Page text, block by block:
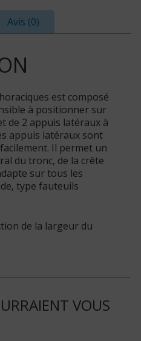
Avis (0)
est composé
à positionner sur
de 2 appuis latéraux à
appuis latéraux sont
Il permet un
du tronc, de la crête
sur tous les
type fauteuils
de la largeur du
VOUS